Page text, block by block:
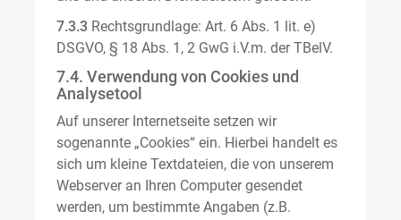
7.3.3 Rechtsgrundlage: Art. 6 Abs. 1 lit. e)
DSGVO, § 18 Abs. 1, 2 GwG i.V.m. der TBelV.
7.4. Verwendung von Cookies und
Analysetool
Auf unserer Internetseite setzen wir
sogenannte „Cookies“ ein. Hierbei handelt es
sich um kleine Textdateien, die von unserem
Webserver an Ihren Computer gesendet
werden, um bestimmte Angaben (z.B.